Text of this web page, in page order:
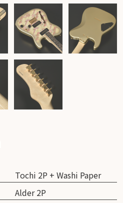
Tochi 2P + Washi Paper
Alder 2P